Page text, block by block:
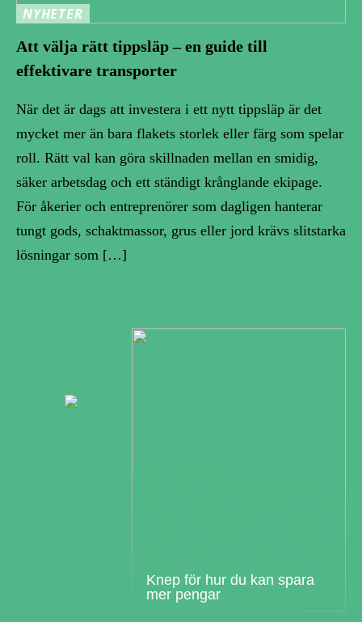
NYHETER
Att välja rätt tippsläp – en guide till
effektivare transporter
När det är dags att investera i ett nytt tippsläp är det
mycket mer än bara flakets storlek eller färg som spelar
roll. Rätt val kan göra skillnaden mellan en smidig,
säker arbetsdag och ett ständigt krånglande ekipage.
För åkerier och entreprenörer som dagligen hanterar
tungt gods, schaktmassor, grus eller jord krävs slitstarka
lösningar som […]
Knep för hur du kan spara
mer pengar